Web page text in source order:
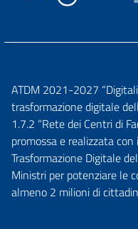
ATDM 2021-2027
trasformazione digitale
1.7.2 “Rete dei Centri di
promossa e realizzata
Trasformazione Digitale
Ministri per potenziare le
almeno 2 milioni di